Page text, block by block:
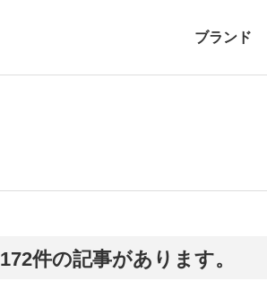
ブランド
172件の記事があります。